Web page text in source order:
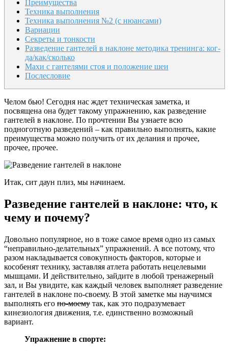
Преимущества
Техника выполнения
Техника выполнения №2 (с нюансами)
Вариации
Секреты и тонкости
Разведение гантелей в наклоне ме­тоди­ка тре­нин­га: ког­
да/как/сколь­ко
Махи с гантелями стоя и положение шеи
Послесловие
Челом бью! Сегодня нас ждет техническая заметка, и
посвящена она будет такому упражнению, как разведение
гантелей в наклоне. По прочтении Вы узнаете всю
подноготную разведений – как правильно выполнять, какие
преимущества можно получить от их делания и прочее,
прочее, прочее.
Итак, сит даун плиз, мы начинаем.
Разведение гантелей в наклоне: что, к
чему и почему?
Довольно популярное, но в тоже самое время одно из самых
“неправильно-делательных” упражнений. А все потому, что
разом накладывается совокупность факторов, которые и
кособенят технику, заставляя атлета работать нецелевыми
мышцами. И действительно, зайдите в любой тренажерный
зал, и Вы увидите, как каждый человек выполняет разведение
гантелей в наклоне по-своему. В этой заметке мы научимся
выполнять его по-моему так, как это подразумевает
кинезиология движения, т.е. единственно возможный
вариант.
Упражнение в спорте: